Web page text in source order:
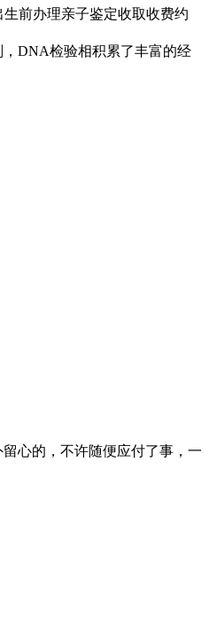
前办理亲子鉴定收取收费约
DNA检验相积累了丰富的经
心的，不许随便应付了事，一